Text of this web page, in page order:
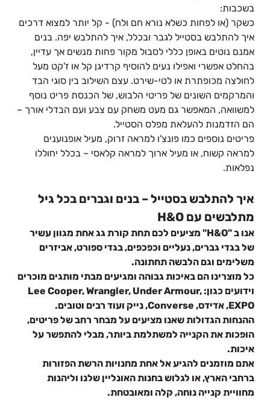
בשכבות:
כשקר (או לפחות כשלא נורא חם ולח) - קל יותר למצוא דרכים
איך להתלבש בסטייל לגבר ובכלל, איך להתלבש יפה. בנים
אמנם נוטים באופן כללי לסבול מקור פחות מנשים אך עדיין,
בהחלט אפשרי ואפילו נעים להוסיף קרדיגן קל או ז'קט מעל
לחולצה מכופתרת או לטי-שירט. עצם השילוב בין סוגי הבד
והמרקמים השונים של פריטי הלבוש, של הכנסת פריט נוסף
למשוואה, המאפשר גם מעט משחק עם צבע ועם הבדלי אורך –
הם הזדמנות להעלאת מפלס הסטייל.
פריטים נוספים כמו פונצ'ו למראה זרוק, מעיל אופנוענים
למראה קשוח, או מעיל ארוך למראה קלאסי – בכלל יחוללו
נפלאות.
איך להתלבש בסטייל – בנים וגברים בכל גיל
מתלבשים עם H&O
אנו ב "H&O" מציעים לכם תחת קורת גג אחת מגוון עשיר
של בגדי גברים, נעליים וכפכפים, בגדי ספורט, אביזרים
משלימים וגם הלבשה תחתונה.
כל מוצרינו הם באיכות גבוהה ומגיעים מבתי מותגים מוכרים
וידועים כגון: Lee Cooper, Wrangler, Under Armour,
EXPO, אדידס, Converse, נייק ועוד רבים וטובים.
ההנחות הגדולות שאנו מציעים על מבחר רחב של פריטים,
הופכות את הקנייה למשתלמת ביותר, מבלי להתפשר על
איכות.
אתם מוזמנים להגיע אל אחת מחנויות הרשת הפזורות
ברחבי הארץ, או לגלוש בחנות האונליין שלנו וליהנות
מחוויית קנייה נוחה, קלה ומאובטחת.